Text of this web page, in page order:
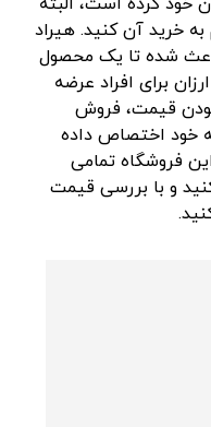
خرید آن کنید. هیراد
شده تا یک محصول
برای افراد عرضه
قیمت، فروش
خود اختصاص داده
فروشگاه تمامی
و با بررسی قیمت